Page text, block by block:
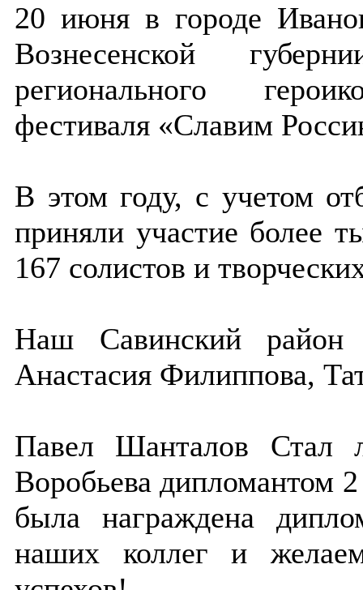
20 июня в городе
Вознесенской
регионального
фестиваля «Славим
В этом году, с учетом
приняли участие более
167 солистов и
Наш Савинский
Анастасия Филиппова,
Павел Шанталов Стал
Воробьева дипломантом
была награждена
наших коллег и